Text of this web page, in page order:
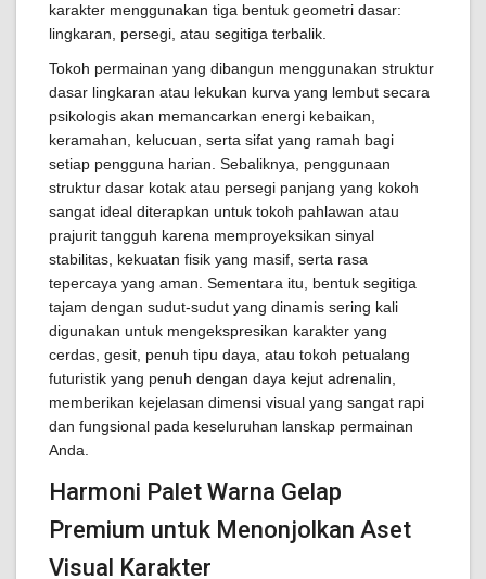
karakter menggunakan tiga bentuk geometri dasar:
lingkaran, persegi, atau segitiga terbalik.
Tokoh permainan yang dibangun menggunakan struktur
dasar lingkaran atau lekukan kurva yang lembut secara
psikologis akan memancarkan energi kebaikan,
keramahan, kelucuan, serta sifat yang ramah bagi
setiap pengguna harian. Sebaliknya, penggunaan
struktur dasar kotak atau persegi panjang yang kokoh
sangat ideal diterapkan untuk tokoh pahlawan atau
prajurit tangguh karena memproyeksikan sinyal
stabilitas, kekuatan fisik yang masif, serta rasa
tepercaya yang aman. Sementara itu, bentuk segitiga
tajam dengan sudut-sudut yang dinamis sering kali
digunakan untuk mengekspresikan karakter yang
cerdas, gesit, penuh tipu daya, atau tokoh petualang
futuristik yang penuh dengan daya kejut adrenalin,
memberikan kejelasan dimensi visual yang sangat rapi
dan fungsional pada keseluruhan lanskap permainan
Anda.
Harmoni Palet Warna Gelap
Premium untuk Menonjolkan Aset
Visual Karakter